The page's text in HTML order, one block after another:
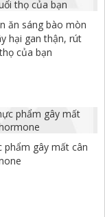
ăn sáng bào mòn
hại gan thận, rút
của bạn
phẩm gây mất cân